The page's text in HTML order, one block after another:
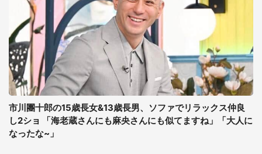
市川團十郎の15歳長女&13歳長男、ソファでリラックス仲良
し2ショ 「海老蔵さんにも麻央さんにも似てますね」「大人に
なったな~」